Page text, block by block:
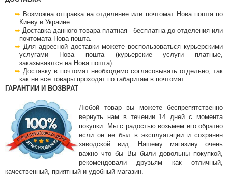
Возможна отправка на отделение или почтомат Нова пошта по
Киеву и Украине.
Доставка данного товара платная - бесплатна до отделения или
почтомата Нова пошта.
Для адресной доставки можете воспользоваться курьерскими
услугами Нова пошта (курьерские услуги платные,
заказываются на Нова пошта).
Доставку в почтомат необходимо согласовывать отдельно, так
как не все товары проходят по габаритам в почтомат.
ГАРАНТИИ И ВОЗВРАТ
Любой товар вы можете беспрепятственно
вернуть нам в течении 14 дней с момента
покупки. Мы с радостью возьмем его обратно
если он не был в эксплуатации и сохранен
заводской вид. Нашему магазину очень
важно что бы Вы были довольны покупкой,
рекомендовали друзьям как отличный,
качественный, приятный и удобный магазин.